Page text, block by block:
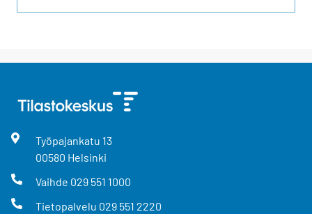
Työpajankatu 13
00580 Helsinki
Vaihde 029 551 1000
Tietopalvelu 029 551 2220